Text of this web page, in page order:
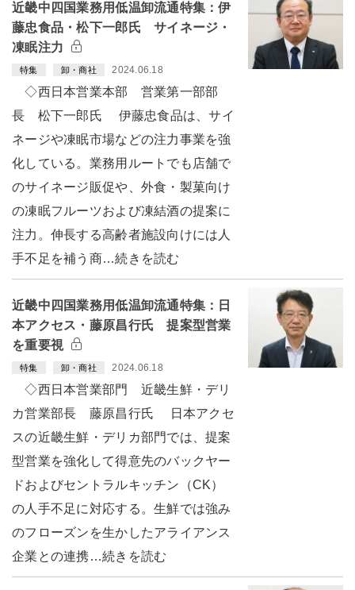
近畿中四国業務用低温卸流通特集：伊
藤忠食品・松下一郎氏 サイネージ・
凍眠注力
特集 卸・商社 2024.06.18
◇西日本営業本部 営業第一部部
長 松下一郎氏 伊藤忠食品は、サイ
ネージや凍眠市場などの注力事業を強
化している。業務用ルートでも店舗で
のサイネージ販促や、外食・製菓向け
の凍眠フルーツおよび凍結酒の提案に
注力。伸長する高齢者施設向けには人
手不足を補う商…続きを読む
近畿中四国業務用低温卸流通特集：日
本アクセス・藤原昌行氏 提案型営業
を重要視
特集 卸・商社 2024.06.18
◇西日本営業部門 近畿生鮮・デリ
カ営業部長 藤原昌行氏 日本アクセ
スの近畿生鮮・デリカ部門では、提案
型営業を強化して得意先のバックヤー
ドおよびセントラルキッチン（CK）
の人手不足に対応する。生鮮では強み
のフローズンを生かしたアライアンス
企業との連携…続きを読む